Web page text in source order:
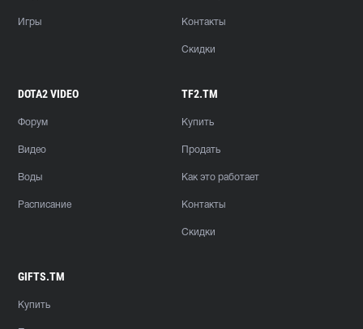
Игры Контакты
Скидки
DOTA2 VIDEO
Форум
Видео
Воды
Расписание
TF2.TM
Купить
Продать
Как это работает
Контакты
Скидки
GIFTS.TM
Купить